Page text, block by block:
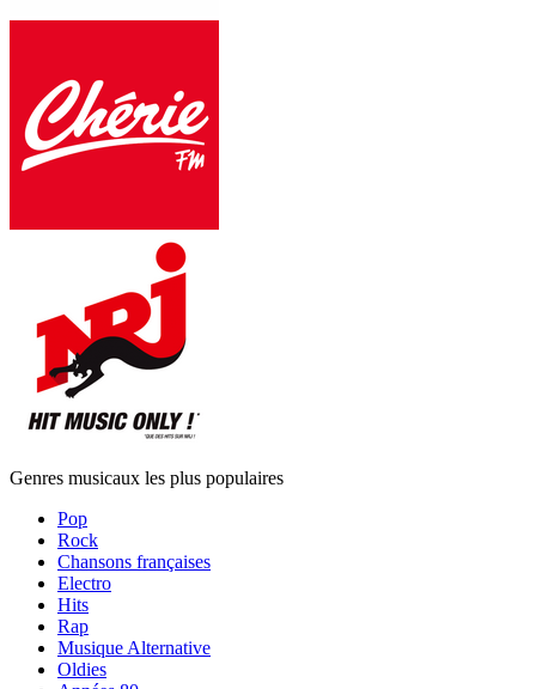
Genres musicaux les plus populaires
Pop
Rock
Chansons françaises
Electro
Hits
Rap
Musique Alternative
Oldies